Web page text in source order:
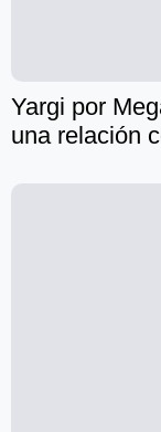
Yargi por
una relación